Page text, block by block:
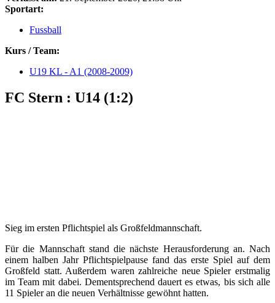
Sportart:
Fussball
Kurs / Team:
U19 KL - A1 (2008-2009)
FC Stern : U14 (1:2)
Sieg im ersten Pflichtspiel als Großfeldmannschaft.
Für die Mannschaft stand die nächste Herausforderung an. Nach
einem halben Jahr Pflichtspielpause fand das erste Spiel auf dem
Großfeld statt. Außerdem waren zahlreiche neue Spieler erstmalig
im Team mit dabei. Dementsprechend dauert es etwas, bis sich alle
11 Spieler an die neuen Verhältnisse gewöhnt hatten.